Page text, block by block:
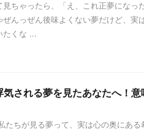
ちゃったら、「え、これ正夢になっ
んっぜん後味よくない夢だけど、実
たくな ...
気される夢を見たあなたへ！意
たちが見る夢って、実は心の奥にあ